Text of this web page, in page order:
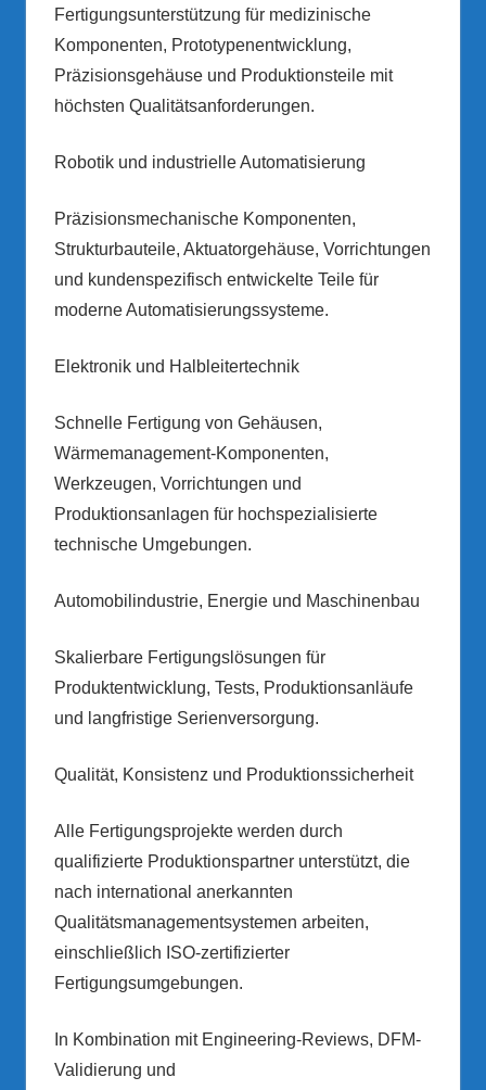
Fertigungsunterstützung für medizinische
Komponenten, Prototypenentwicklung,
Präzisionsgehäuse und Produktionsteile mit
höchsten Qualitätsanforderungen.
Robotik und industrielle Automatisierung
Präzisionsmechanische Komponenten,
Strukturbauteile, Aktuatorgehäuse, Vorrichtungen
und kundenspezifisch entwickelte Teile für
moderne Automatisierungssysteme.
Elektronik und Halbleitertechnik
Schnelle Fertigung von Gehäusen,
Wärmemanagement-Komponenten,
Werkzeugen, Vorrichtungen und
Produktionsanlagen für hochspezialisierte
technische Umgebungen.
Automobilindustrie, Energie und Maschinenbau
Skalierbare Fertigungslösungen für
Produktentwicklung, Tests, Produktionsanläufe
und langfristige Serienversorgung.
Qualität, Konsistenz und Produktionssicherheit
Alle Fertigungsprojekte werden durch
qualifizierte Produktionspartner unterstützt, die
nach international anerkannten
Qualitätsmanagementsystemen arbeiten,
einschließlich ISO-zertifizierter
Fertigungsumgebungen.
In Kombination mit Engineering-Reviews, DFM-
Validierung und